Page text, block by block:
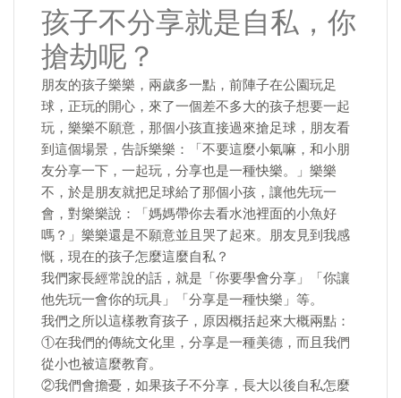
孩子不分享就是自私，你
搶劫呢？
朋友的孩子樂樂，兩歲多一點，前陣子在公園玩足
球，正玩的開心，來了一個差不多大的孩子想要一起
玩，樂樂不願意，那個小孩直接過來搶足球，朋友看
到這個場景，告訴樂樂：「不要這麼小氣嘛，和小朋
友分享一下，一起玩，分享也是一種快樂。」樂樂
不，於是朋友就把足球給了那個小孩，讓他先玩一
會，對樂樂說：「媽媽帶你去看水池裡面的小魚好
嗎？」樂樂還是不願意並且哭了起來。朋友見到我感
慨，現在的孩子怎麼這麼自私？
我們家長經常說的話，就是「你要學會分享」「你讓
他先玩一會你的玩具」「分享是一種快樂」等。
我們之所以這樣教育孩子，原因概括起來大概兩點：
①在我們的傳統文化里，分享是一種美德，而且我們
從小也被這麼教育。
②我們會擔憂，如果孩子不分享，長大以後自私怎麼